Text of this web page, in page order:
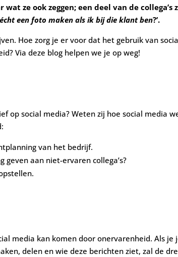
ze ook zeggen; een deel van de collega’s
een foto maken als ik bij die klant ben?’.
Hoe zorg je er voor dat het gebruik van
Via deze blog helpen we je op weg!
op social media? Weten zij hoe social media
van het bedrijf.
geven aan niet-ervaren collega’s?
media kan komen door onervarenheid. Als
delen en wie deze berichten ziet, zal de